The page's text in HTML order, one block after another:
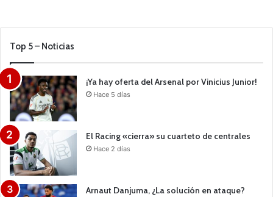
Top 5 – Noticias
¡Ya hay oferta del Arsenal por Vinicius Junior!
Hace 5 días
El Racing «cierra» su cuarteto de centrales
Hace 2 días
Arnaut Danjuma, ¿La solución en ataque?